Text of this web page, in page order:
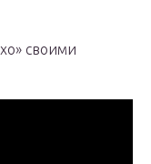
своими